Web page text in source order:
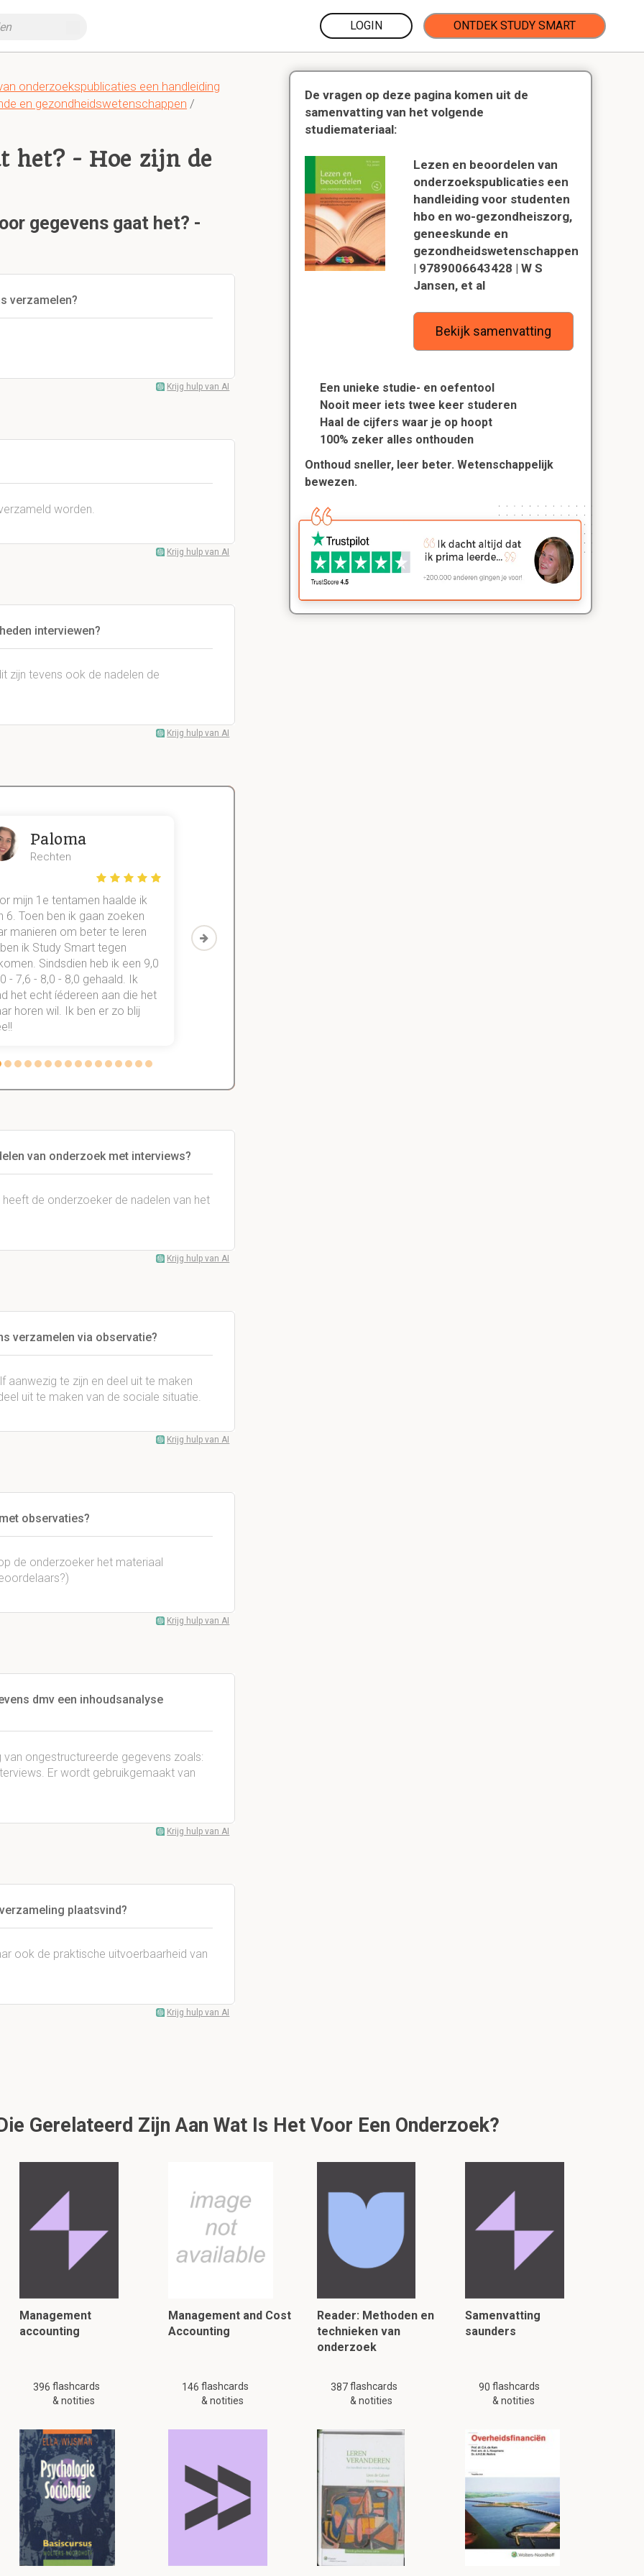
LOGIN ONTDEK STUDY SMART
onderzoekspublicaties een handleiding
en gezondheidswetenschappen /
het? - Hoe zijn de
gegevens gaat het? -
verzamelen?
Krijg hulp van AI
worden.
Krijg hulp van AI
interviewen?
zijn tevens ook de nadelen de
Krijg hulp van AI
Paloma
Rechten
mijn 1e tentamen haalde ik
6. Toen ben ik gaan zoeken
manieren om beter te leren
ik Study Smart tegen
Sindsdien heb ik een 9,0
- 7,6 - 8,0 - 8,0 gehaald. Ik
het echt íédereen aan die het
horen wil. Ik ben er zo blij
vakken. Sinds ik mijn
aantekeningen digitaal maak in
van onderzoek met interviews?
de onderzoeker de nadelen van het
Krijg hulp van AI
verzamelen via observatie?
aanwezig te zijn en deel uit te maken
uit te maken van de sociale situatie.
Krijg hulp van AI
observaties?
de onderzoeker het materiaal
Krijg hulp van AI
dmv een inhoudsanalyse
ongestructureerde gegevens zoals:
Er wordt gebruikgemaakt van
Krijg hulp van AI
plaatsvind?
ook de praktische uitvoerbaarheid van
Krijg hulp van AI
De vragen op deze pagina komen uit de
samenvatting van het volgende
studiemateriaal:
Lezen en beoordelen van
onderzoekspublicaties een
handleiding voor studenten
hbo en wo-gezondheiszorg,
geneeskunde en
gezondheidswetenschappen
| 9789006643428 | W S
Jansen, et al
Bekijk samenvatting
Een unieke studie- en oefentool
Nooit meer iets twee keer studeren
Haal de cijfers waar je op hoopt
100% zeker alles onthouden
Onthoud sneller, leer beter. Wetenschappelijk
bewezen.
Gerelateerd Zijn Aan Wat Is Het Voor Een Onderzoek?
Management
accounting
396 flashcards
& notities
Management and Cost
Accounting
146 flashcards
& notities
Reader: Methoden en
technieken van
onderzoek
387 flashcards
& notities
Samenvatting
saunders
90 flashcards
& notities